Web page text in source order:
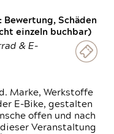
Bewertung, Schäden
einzeln buchbar)
& E-
Marke, Werkstoffe
E-Bike, gestalten
offen und nach
Veranstaltung